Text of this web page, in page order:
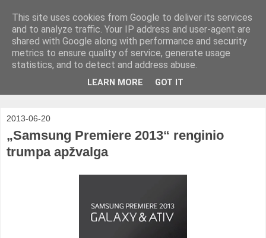
2013-06-20
„Samsung Premiere 2013“ renginio
trumpa apžvalga
This site uses cookies from Google to deliver its services
and to analyze traffic. Your IP address and user-agent are
shared with Google along with performance and security
metrics to ensure quality of service, generate usage
statistics, and to detect and address abuse.
LEARN MORE GOT IT